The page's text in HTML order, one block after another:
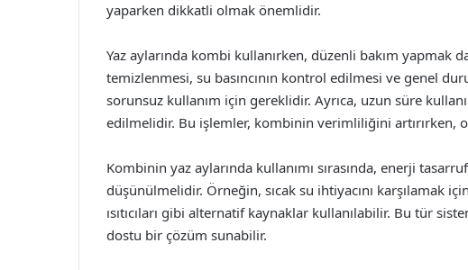
yaparken dikkatli olmak önemlidir.
Yaz aylarında kombi kullanırken, düzenli bakım
temizlenmesi, su basıncının kontrol edilmesi ve genel
sorunsuz kullanım için gereklidir. Ayrıca, uzun süre
edilmelidir. Bu işlemler, kombinin verimliliğini artırırken,
Kombinin yaz aylarında kullanımı sırasında, enerji
düşünülmelidir. Örneğin, sıcak su ihtiyacını karşılamak
ısıtıcıları gibi alternatif kaynaklar kullanılabilir. Bu tür
dostu bir çözüm sunabilir.